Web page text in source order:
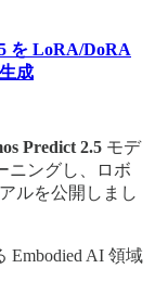
を LoRA/DoRA
成
Predict 2.5 モデ
ニングし、ロボ
ルを公開しまし
Embodied AI 領域